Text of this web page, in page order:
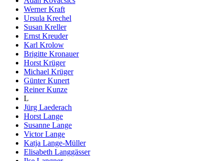
Werner Kraft
Ursula Krechel
Susan Kreller
Ernst Kreuder
Karl Krolow
Brigitte Kronauer
Horst Krüger
Michael Krüger
Günter Kunert
Reiner Kunze
L
Jürg Laederach
Horst Lange
Susanne Lange
Victor Lange
Katja Lange-Müller
Elisabeth Langgässer